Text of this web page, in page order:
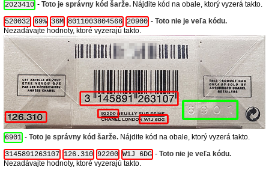
2023410 - Toto je správny kód šarže. Nájdite kód na obale, ktorý vyzerá takto.
520032 69% 36M 8011003804566 20900 - Toto nie je veľa kódu.
Nezadávajte hodnoty, ktoré vyzerajú takto.
6901 - Toto je správny kód šarže. Nájdite kód na obale, ktorý vyzerá takto.
3145891263107 126.310 92200 W1J 6DG - Toto nie je veľa kódu.
Nezadávajte hodnoty, ktoré vyzerajú takto.